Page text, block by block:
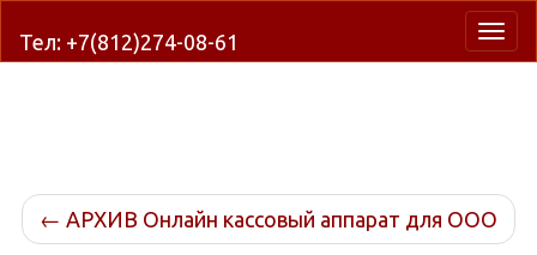
Тел: +7(812)274-08-61
← АРХИВ Онлайн кассовый аппарат для ООО